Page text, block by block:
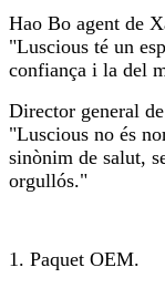
Hao Bo agent de
"Luscious té un
confiança i la del
Director general
"Luscious no és
sinònim de salut,
orgullós."
1. Paquet OEM.